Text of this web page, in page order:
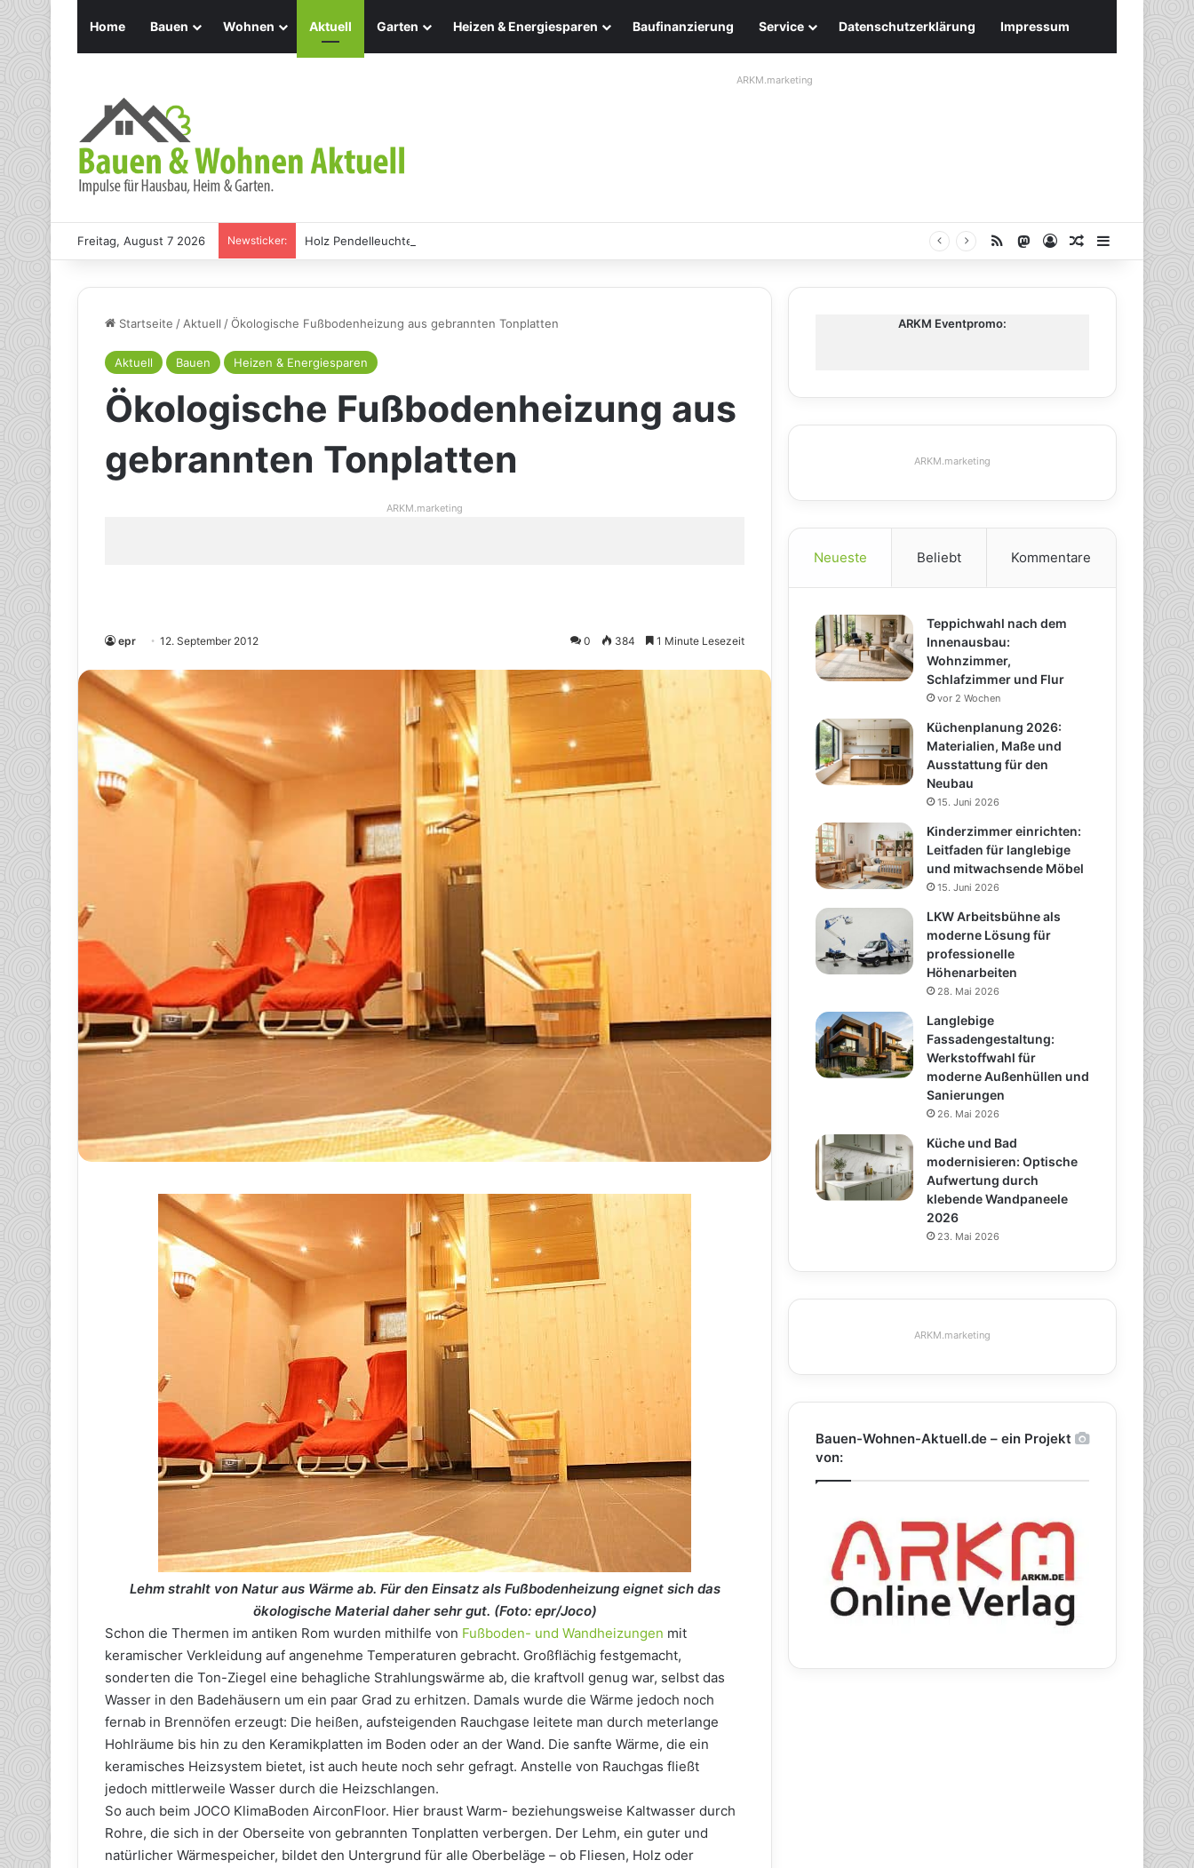
Home Bauen Wohnen Aktuell Garten Heizen & Energiesparen Baufinanzierung Service Datenschutzerklärung Impressum
ARKM.marketing
Freitag, August 7 2026 Newsticker: Holz Pendelleuchten: Eleganz und Nachhaltigkeit für Ihr Zuhause RSS Mastodon
AnmeldenZufälliger
Startseite /Aktuell /Ökologische Fußbodenheizung aus gebrannten Tonplatten
Aktuell Bauen Heizen & Energiesparen
Ökologische Fußbodenheizung aus
gebrannten Tonplatten
ARKM.marketing
epr 12. September 2012 0 384 1 Minute Lesezeit
Lehm strahlt von Natur aus Wärme ab. Für den Einsatz als Fußbodenheizung eignet sich das
ökologische Material daher sehr gut. (Foto: epr/Joco)
Schon die Thermen im antiken Rom wurden mithilfe von Fußboden- und Wandheizungen mit
keramischer Verkleidung auf angenehme Temperaturen gebracht. Großflächig festgemacht,
sonderten die Ton-Ziegel eine behagliche Strahlungswärme ab, die kraftvoll genug war, selbst das
Wasser in den Badehäusern um ein paar Grad zu erhitzen. Damals wurde die Wärme jedoch noch
fernab in Brennöfen erzeugt: Die heißen, aufsteigenden Rauchgase leitete man durch meterlange
Hohlräume bis hin zu den Keramikplatten im Boden oder an der Wand. Die sanfte Wärme, die ein
keramisches Heizsystem bietet, ist auch heute noch sehr gefragt. Anstelle von Rauchgas fließt
jedoch mittlerweile Wasser durch die Heizschlangen.
So auch beim JOCO KlimaBoden AirconFloor. Hier braust Warm- beziehungsweise Kaltwasser durch
Rohre, die sich in der Oberseite von gebrannten Tonplatten verbergen. Der Lehm, ein guter und
natürlicher Wärmespeicher, bildet den Untergrund für alle Oberbeläge – ob Fliesen, Holz oder
ARKM Eventpromo:
ARKM.marketing
Neueste Beliebt Kommentare
Teppichwahl nach dem
Innenausbau:
Wohnzimmer,
Schlafzimmer und Flur
vor 2 Wochen
Küchenplanung 2026:
Materialien, Maße und
Ausstattung für den
Neubau
15. Juni 2026
Kinderzimmer einrichten:
Leitfaden für langlebige
und mitwachsende Möbel
15. Juni 2026
LKW Arbeitsbühne als
moderne Lösung für
professionelle
Höhenarbeiten
28. Mai 2026
Langlebige
Fassadengestaltung:
Werkstoffwahl für
moderne Außenhüllen und
Sanierungen
26. Mai 2026
Küche und Bad
modernisieren: Optische
Aufwertung durch
klebende Wandpaneele
2026
23. Mai 2026
ARKM.marketing
Bauen-Wohnen-Aktuell.de – ein Projekt
von: